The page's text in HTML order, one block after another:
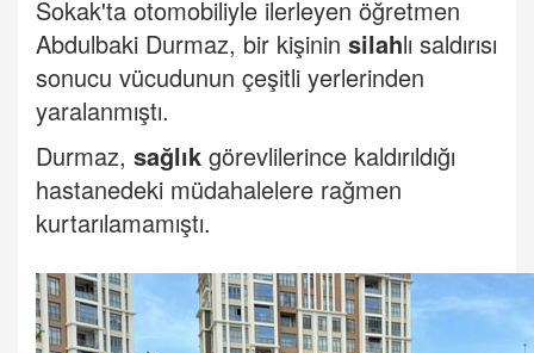
Sokak'ta otomobiliyle ilerleyen öğretmen
Abdulbaki Durmaz, bir kişinin silahlı saldırısı
sonucu vücudunun çeşitli yerlerinden
yaralanmıştı.
Durmaz, sağlık görevlilerince kaldırıldığı
hastanedeki müdahalelere rağmen
kurtarılamamıştı.